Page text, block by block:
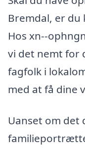
Bremdal, er
Hos xn--
vi det nemt for
fagfolk i
med at få dine
Uanset om det